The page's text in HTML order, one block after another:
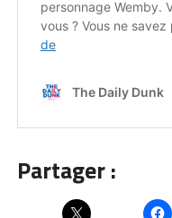
Partager :